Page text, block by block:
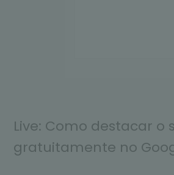
Live: Como destacar o
gratuitamente no